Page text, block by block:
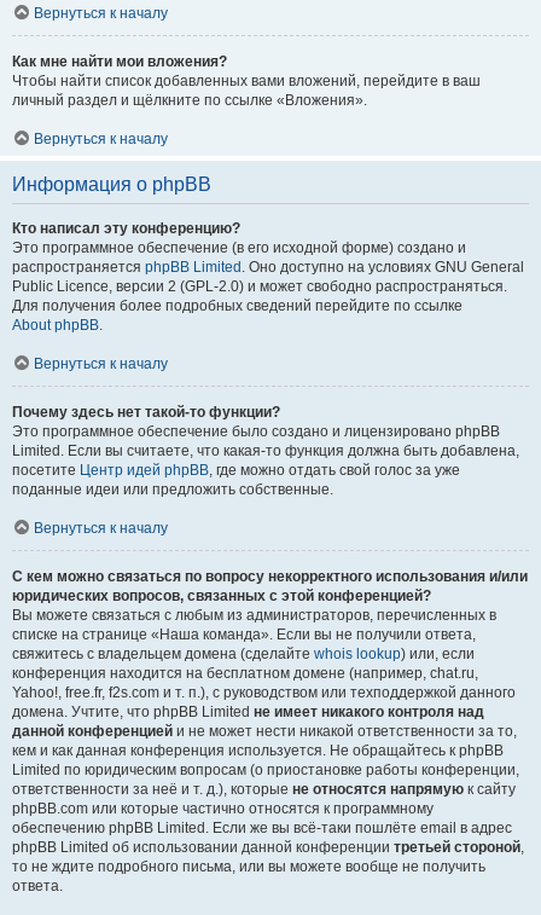
Вернуться к началу
Как мне найти мои вложения?
Чтобы найти список добавленных вами вложений, перейдите в ваш
личный раздел и щёлкните по ссылке «Вложения».
Вернуться к началу
Информация о phpBB
Кто написал эту конференцию?
Это программное обеспечение (в его исходной форме) создано и
распространяется phpBB Limited . Оно доступно на условиях GNU General
Public Licence, версии 2 (GPL-2.0) и может свободно распространяться.
Для получения более подробных сведений перейдите по ссылке
About phpBB.
Вернуться к началу
Почему здесь нет такой-то функции?
Это программное обеспечение было создано и лицензировано phpBB
Limited. Если вы считаете, что какая-то функция должна быть добавлена,
посетите Центр идей phpBB, где можно отдать свой голос за уже
поданные идеи или предложить собственные.
Вернуться к началу
С кем можно связаться по вопросу некорректного использования и/или
юридических вопросов, связанных с этой конференцией?
Вы можете связаться с любым из администраторов, перечисленных в
списке на странице «Наша команда». Если вы не получили ответа,
свяжитесь с владельцем домена (сделайте whois lookup) или, если
конференция находится на бесплатном домене (например, chat.ru,
Yahoo!, free.fr, f2s.com и т. п.), с руководством или техподдержкой данного
домена. Учтите, что phpBB Limited не имеет никакого контроля над
данной конференцией и не может нести никакой ответственности за то,
кем и как данная конференция используется. Не обращайтесь к phpBB
Limited по юридическим вопросам (о приостановке работы конференции,
ответственности за неё и т. д.), которые не относятся напрямую к сайту
phpBB.com или которые частично относятся к программному
обеспечению phpBB Limited. Если же вы всё-таки пошлёте email в адрес
phpBB Limited об использовании данной конференции третьей стороной,
то не ждите подробного письма, или вы можете вообще не получить
ответа.